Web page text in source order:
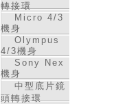
轉接環
Micro 4/3
機身
Olympus
4/3機身
Sony Nex
機身
中型底片鏡
頭轉接環